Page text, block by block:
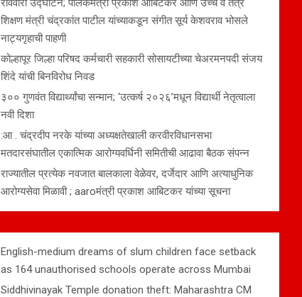
रविवारी उद्घाटन; पालकमंत्री प्रकाश आबिटकर आणि उच्च व तंत्र
शिक्षण मंत्री चंद्रकांत पाटील यांच्याकडून संगीत सूर्य केशवराव भोसले
नाट्यगृहाची पाहणी
कोल्हापूर जिल्हा परिषद कर्मचारी सहकारी सोसायटीच्या चेअरमनपदी संजय
शिंदे यांची बिनविरोध निवड
३०० गुणवंत विद्यार्थ्यांचा सन्मान; ‘उत्कर्ष २०२६’मधून विद्यार्थी नेतृत्वाला
नवी दिशा
:आ . चंद्रदीप नरके यांच्या अध्यक्षतेखाली करवीरविधानसभा
मतदारसंघातील एकात्मिक आरोग्यवर्धिनी समितीची आढावा बैठक संपन्न
राज्यातील प्रत्येक नवजात बालकाला वेळेवर, दर्जेदार आणि अत्याधुनिक
आरोग्यसेवा मिळावी ; aaroमंत्री प्रकाश आबिटकर यांच्या सूचना
English-medium dreams of slum children face setback
as 164 unauthorised schools operate across Mumbai
Siddhivinayak Temple donation theft: Maharashtra CM